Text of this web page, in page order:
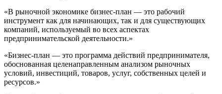
«В рыночной экономике бизнес-план — это рабочий
инструмент как для начинающих, так и для существующих
компаний, используемый во всех аспектах
предпринимательской деятельности.»
«Бизнес-план — это программа действий предпринимателя,
обоснованная целенаправленным анализом рыночных
условий, инвестиций, товаров, услуг, собственных целей и
ресурсов.»